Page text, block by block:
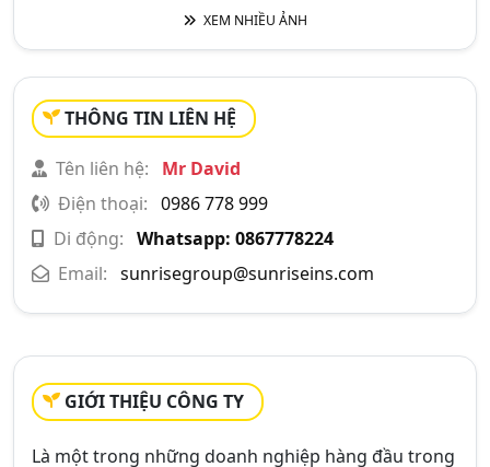
XEM NHIỀU ẢNH
THÔNG TIN LIÊN HỆ
Tên liên hệ:
Mr David
Điện thoại: 0986 778 999
Di động: Whatsapp: 0867778224
Email: sunrisegroup@sunriseins.com
GIỚI THIỆU CÔNG TY
Là một trong những doanh nghiệp hàng đầu trong